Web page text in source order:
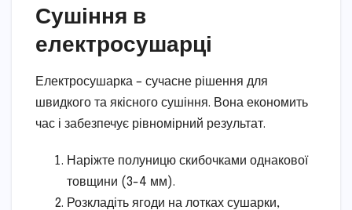
Сушіння в
електросушарці
Електросушарка – сучасне рішення для
швидкого та якісного сушіння. Вона економить
час і забезпечує рівномірний результат.
Наріжте полуницю скибочками однакової
товщини (3-4 мм).
Розкладіть ягоди на лотках сушарки,